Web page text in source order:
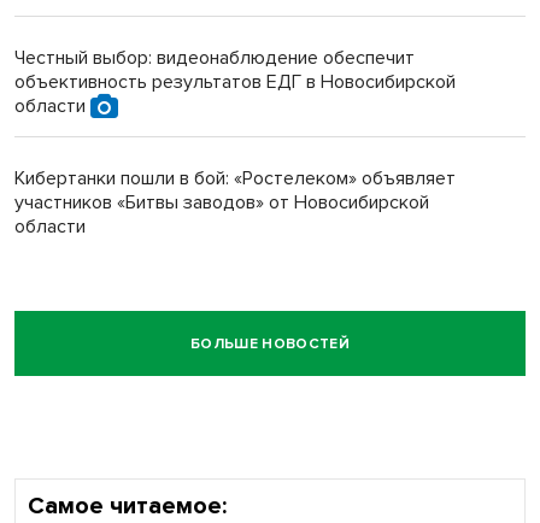
Честный выбор: видеонаблюдение обеспечит
объективность результатов ЕДГ в Новосибирской
области
Кибертанки пошли в бой: «Ростелеком» объявляет
участников «Битвы заводов» от Новосибирской
области
БОЛЬШЕ НОВОСТЕЙ
Самое читаемое: